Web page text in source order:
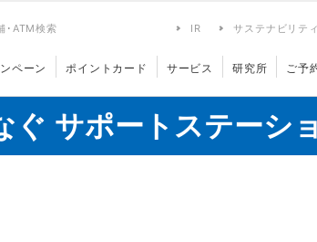
･ATM検索 IR サステナビリティ
ペーン ポイントカード サービス 研究所 ご予
ぐ サポートステーシ